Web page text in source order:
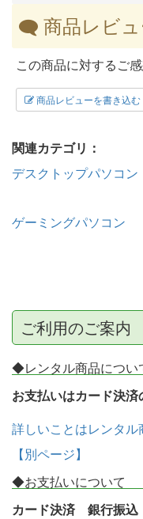
商品レビ
この商品に対するご
商品レビューを書き込む
関連カテゴリ：
デスクトップパソコン
ゲーミングパソコン
ご利用のご案内
◆レンタル商品につい
お支払いはカード決
詳しいことはレンタ
【別ページ】
◆お支払いについて
カード決済 銀行振